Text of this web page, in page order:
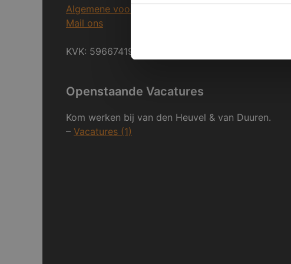
Algemene voorwaarden
Mail ons
KVK: 59667419
Openstaande Vacatures
Kom werken bij van den Heuvel & van Duuren.
– Vacatures (1)